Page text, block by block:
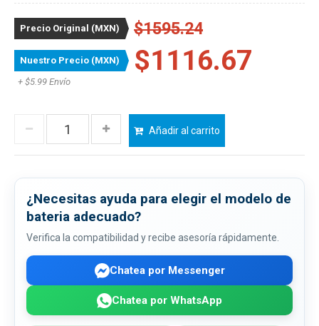
Precio Original (MXN) $1595.24
Nuestro Precio (MXN) $1116.67
+ $5.99 Envío
Añadir al carrito
¿Necesitas ayuda para elegir el modelo de
bateria adecuado?
Verifica la compatibilidad y recibe asesoría rápidamente.
Chatea por Messenger
Chatea por WhatsApp